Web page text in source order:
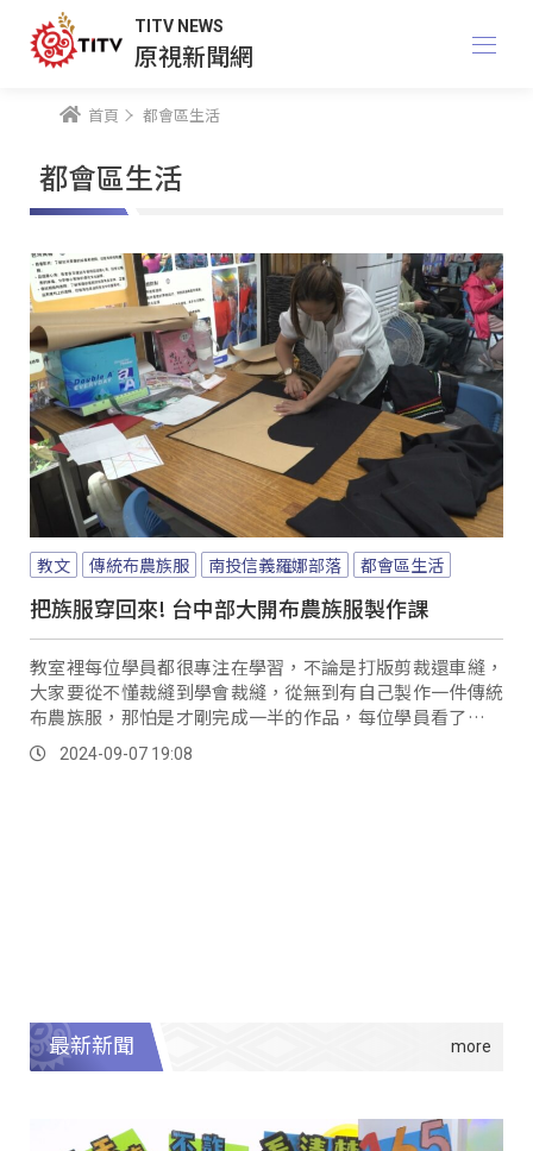
TITV NEWS
原視新聞網
首頁 都會區生活
都會區生活
教文 傳統布農族服 南投信義羅娜部落 都會區生活
把族服穿回來! 台中部大開布農族服製作課
教室裡每位學員都很專注在學習，不論是打版剪裁還車縫，
大家要從不懂裁縫到學會裁縫，從無到有自己製作一件傳統
布農族服，那怕是才剛完成一半的作品，每位學員看了都很
高興。2024-09-07 19:08
最新新聞